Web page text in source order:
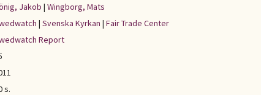
Jakob | Wingborg, Mats
| Svenska Kyrkan | Fair Trade Center
Report
s.